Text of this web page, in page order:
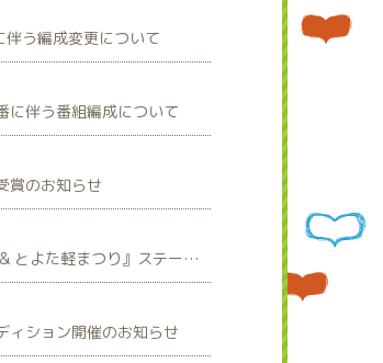
う編成変更について
に伴う番組編成について
賞のお知らせ
『三河ラジオフェス & とよた軽まつり』ステージスケジュール発表！
ィション開催のお知らせ